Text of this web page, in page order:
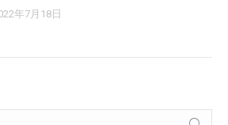
年7月18日